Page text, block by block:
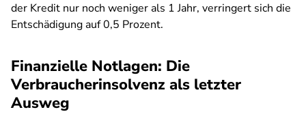
der Kredit nur noch weniger als 1 Jahr, verringert sich die
Entschädigung auf 0,5 Prozent.
Finanzielle Notlagen: Die
Verbraucherinsolvenz als letzter
Ausweg